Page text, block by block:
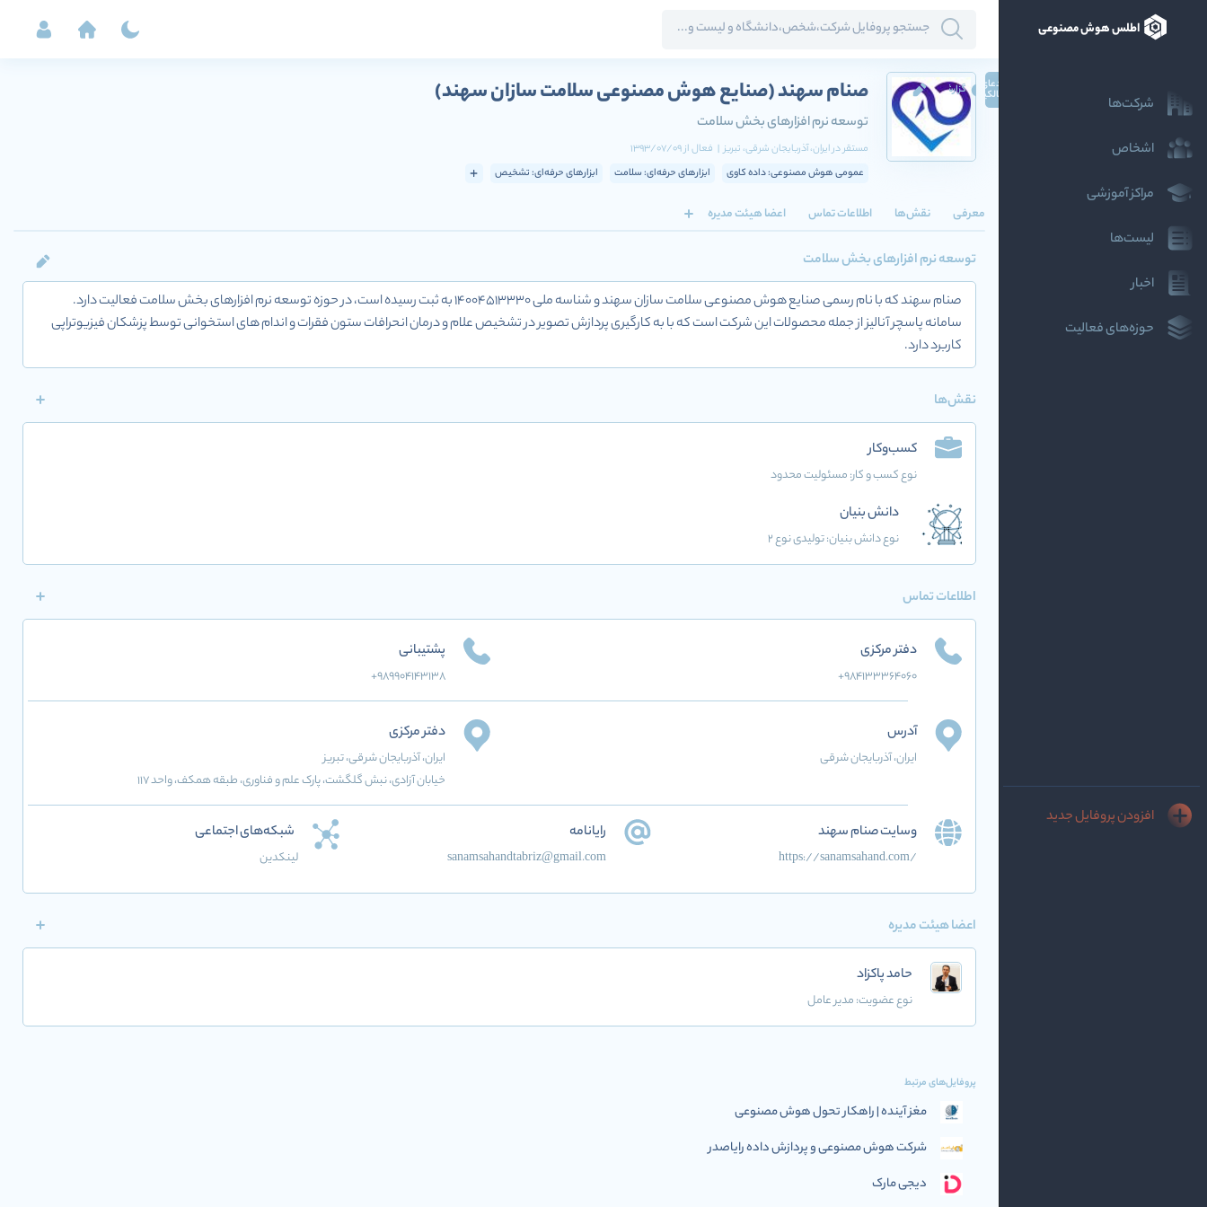
اطلس هوش مصنوعی
شرکت‌ها
اشخاص
مراکز آموزشی
لیست‌ها
اخبار
حوزه‌های فعالیت
افزودن پروفایل جدید
صنام سهند(صنایع هوش مصنوعی سلامت سازان سهند)
توسعه نرم افزارهای بخش سلامت
مستقر درایران، آذربایجان شرقی، تبریز | فعالاز1393/07/09
عمومی هوش مصنوعی: داده کاوی
ابزارهای حرفه‌ای: سلامت ابزارهای حرفه‌ای: تشخیص
ادعای
مالکیت گزارش
معرفی نقش‌ها اطلاعات تماس اعضا هیئت مدیره
توسعه نرم افزارهای بخش سلامت
صنام سهند که با نام رسمی صنایع هوش مصنوعی سلامت سازان سهند و شناسه ملی 14004513330 به ثبت رسیده است، در حوزه توسعه نرم افزارهای بخش سلامت فعالیت دارد.
سامانه پاسچر آنالیز از جمله محصولات این شرکت است که با به کارگیری پردازش تصویر در تشخیص علام و درمان انحرافات ستون فقرات و اندام های استخوانی توسط پزشکان فیزیوتراپی
کاربرد دارد.
نقش‌ها
کسب‌وکار
نوع کسب و کار:مسئولیت محدود
دانش بنیان
نوع دانش بنیان: تولیدی نوع 2
اطلاعات تماس
دفتر مرکزی
+984133364060
پشتیبانی
+989904143138
آدرس
ایران، آذربایجان شرقی
دفتر مرکزی
ایران، آذربایجان شرقی، تبریز
خیابان آزادی، نبش گلگشت، پارک علم و فناوری، طبقه همکف، واحد 117
وسایت صنام سهند
https://sanamsahand.com/
رایانامه
sanamsahandtabriz@gmail.com
شبکه‌های اجتماعی
لینکدین
اعضا هیئت مدیره
حامد پاکزاد
نوع عضویت:مدیر عامل
پروفایل‌های مرتبط
مغز آینده | راهکار تحول هوش مصنوعی
شرکت هوش مصنوعی و پردازش داده رایاصدر
دیجی مارک